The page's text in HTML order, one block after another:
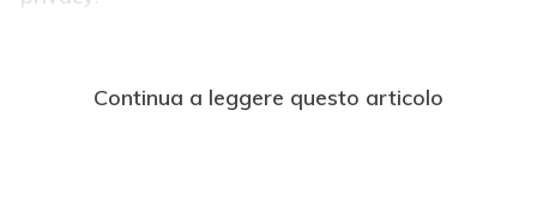
Continua a leggere questo articolo